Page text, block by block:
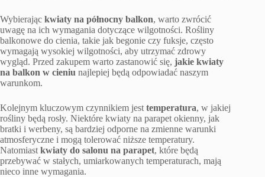
Wybierając kwiaty na północny balkon, warto zwrócić
uwagę na ich wymagania dotyczące wilgotności. Rośliny
balkonowe do cienia, takie jak begonie czy fuksje, często
wymagają wysokiej wilgotności, aby utrzymać zdrowy
wygląd. Przed zakupem warto zastanowić się, jakie kwiaty
na balkon w cieniu najlepiej będą odpowiadać naszym
warunkom.
Kolejnym kluczowym czynnikiem jest temperatura, w jakiej
rośliny będą rosły. Niektóre kwiaty na parapet okienny, jak
bratki i werbeny, są bardziej odporne na zmienne warunki
atmosferyczne i mogą tolerować niższe temperatury.
Natomiast kwiaty do salonu na parapet, które będą
przebywać w stałych, umiarkowanych temperaturach, mają
nieco inne wymagania.